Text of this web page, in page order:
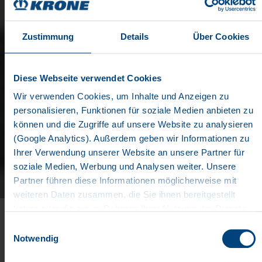
Zustimmung Details Über Cookies
Diese Webseite verwendet Cookies
Wir verwenden Cookies, um Inhalte und Anzeigen zu
personalisieren, Funktionen für soziale Medien anbieten zu
können und die Zugriffe auf unsere Website zu analysieren
(Google Analytics). Außerdem geben wir Informationen zu
Ihrer Verwendung unserer Website an unsere Partner für
soziale Medien, Werbung und Analysen weiter. Unsere
Partner führen diese Informationen möglicherweise mit
weiteren Daten zusammen, die Sie ihnen bereitgestellt
auch Dienstleister in Drittländern außerhalb der EU mit
abweichenden Datenschutzbestimmungen ein, wodurch
Notwendig
TELEMATICS PORTAL &
APP
IHRE DATEN STETS IM
BLICK
Fahrzeugdaten im KRONE-Telematics-Portal behalten